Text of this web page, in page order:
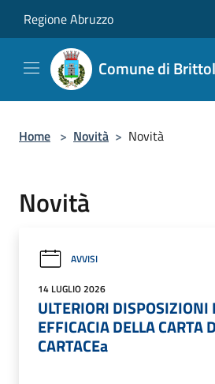
Regione Abruzzo
Comune di
Home > Novità > Novità
Novità
AVVISI
14 LUGLIO 2026
ULTERIORI
EFFICACIA DELLA CARTA
CARTACEa